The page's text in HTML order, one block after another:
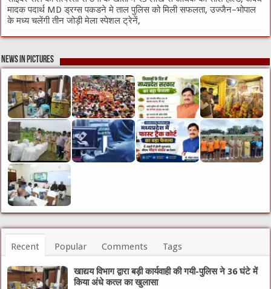
मादक पदार्थ MD ड्रग्स पकडने मे ताल पुलिस को मिली सफलता, उज्जैन–भोपाल
के मध्य चलेंगी तीन जोड़ी मेला स्पेशल ट्रेनें,
News in Pictures
Recent Popular Comments Tags
खाद्यय विभाग द्वारा बड़ी कार्यवाही की गयी-पुलिस ने 36 घंटे में
किया अंधे कत्ल का खुलासा